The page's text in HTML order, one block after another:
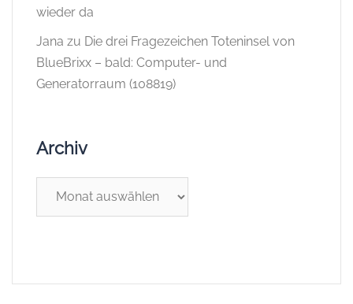
wieder da
Jana zu Die drei Fragezeichen Toteninsel von
BlueBrixx – bald: Computer- und
Generatorraum (108819)
Archiv